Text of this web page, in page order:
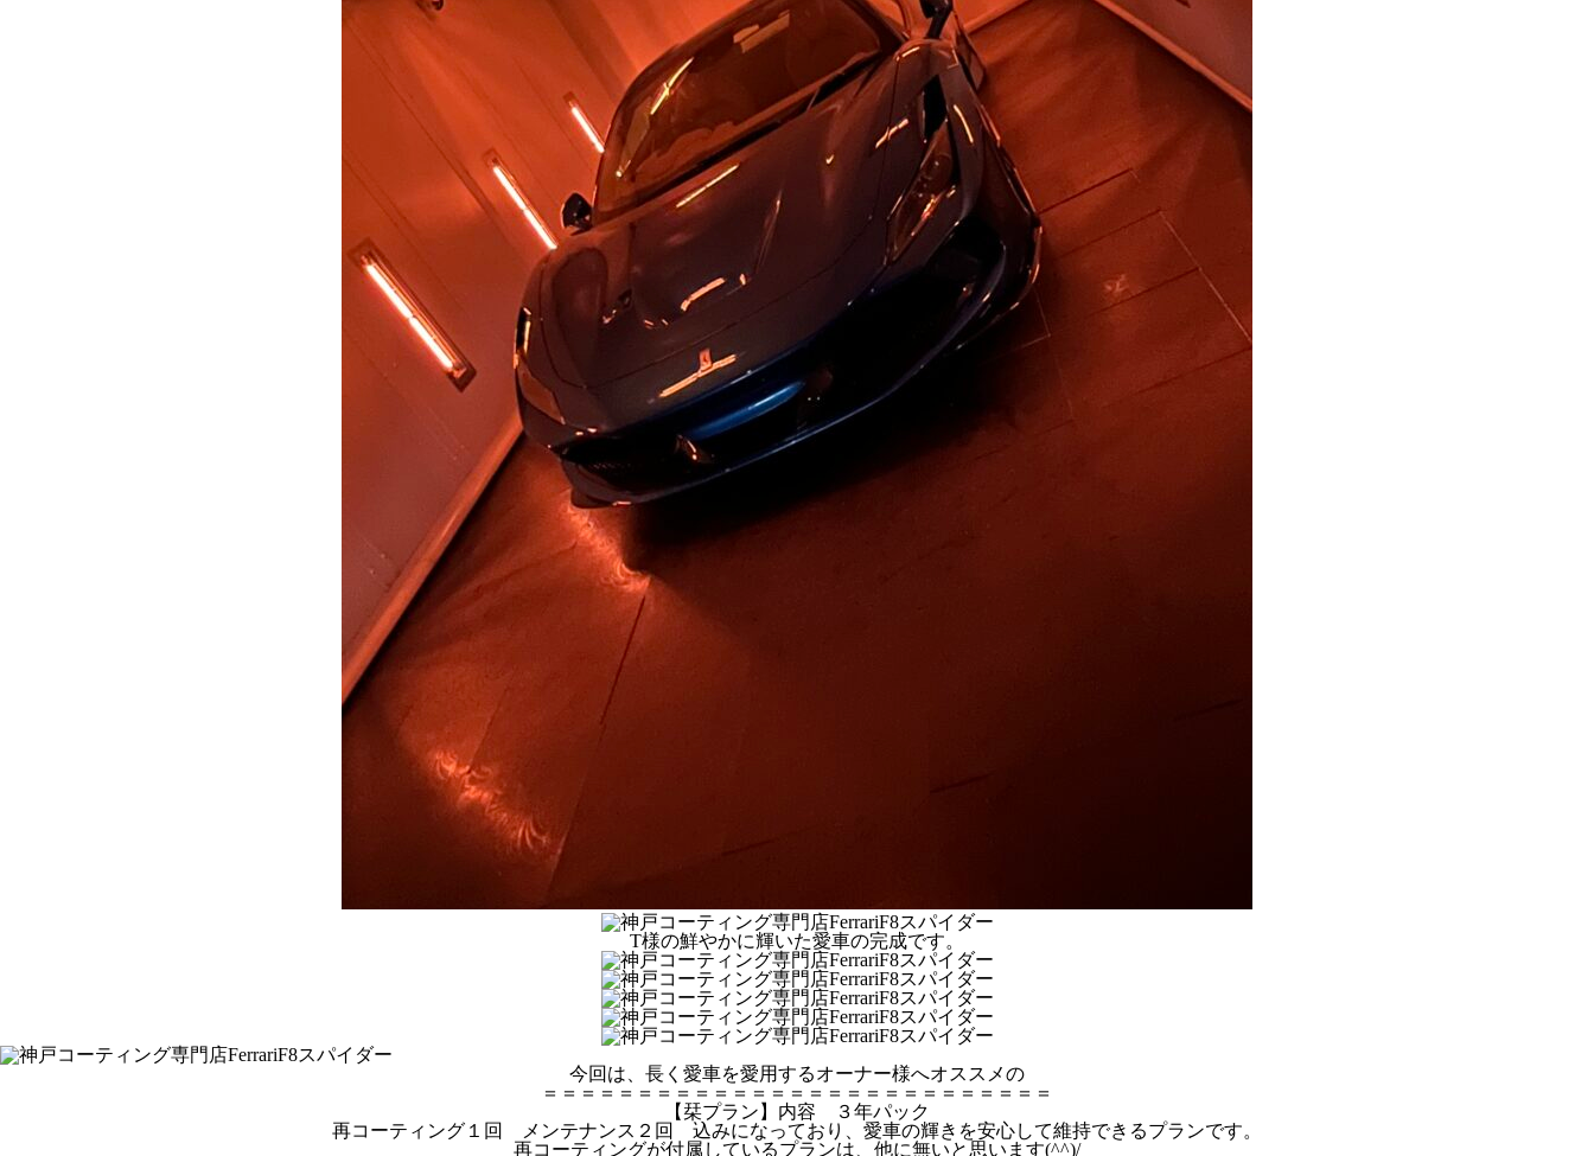
T様の鮮やかに輝いた愛車の完成です。
今回は、長く愛車を愛用するオーナー様へオススメの
＝＝＝＝＝＝＝＝＝＝＝＝＝＝＝＝＝＝＝＝＝＝＝＝＝＝＝
【栞プラン】内容 ３年パック
再コーティング１回 メンテナンス２回 込みになっており、愛車の輝きを安心して維持できるプランです。
再コーティングが付属しているプランは、他に無いと思います(^^)/